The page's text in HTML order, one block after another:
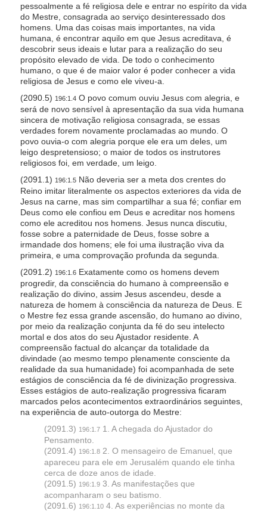
pessoalmente a fé religiosa dele e entrar no espírito da vida
do Mestre, consagrada ao serviço desinteressado dos
homens. Uma das coisas mais importantes, na vida
humana, é encontrar aquilo em que Jesus acreditava, é
descobrir seus ideais e lutar para a realização do seu
propósito elevado de vida. De todo o conhecimento
humano, o que é de maior valor é poder conhecer a vida
religiosa de Jesus e como ele viveu-a.
(2090.5) 196:1.4O povo comum ouviu Jesus com alegria, e
será de novo sensível à apresentação da sua vida humana
sincera de motivação religiosa consagrada, se essas
verdades forem novamente proclamadas ao mundo. O
povo ouvia-o com alegria porque ele era um deles, um
leigo despretensioso; o maior de todos os instrutores
religiosos foi, em verdade, um leigo.
(2091.1) 196:1.5Não deveria ser a meta dos crentes do
Reino imitar literalmente os aspectos exteriores da vida de
Jesus na carne, mas sim compartilhar a sua fé; confiar em
Deus como ele confiou em Deus e acreditar nos homens
como ele acreditou nos homens. Jesus nunca discutiu,
fosse sobre a paternidade de Deus, fosse sobre a
irmandade dos homens; ele foi uma ilustração viva da
primeira, e uma comprovação profunda da segunda.
(2091.2) 196:1.6Exatamente como os homens devem
progredir, da consciência do humano à compreensão e
realização do divino, assim Jesus ascendeu, desde a
natureza de homem à consciência da natureza de Deus. E
o Mestre fez essa grande ascensão, do humano ao divino,
por meio da realização conjunta da fé do seu intelecto
mortal e dos atos do seu Ajustador residente. A
compreensão factual do alcançar da totalidade da
divindade (ao mesmo tempo plenamente consciente da
realidade da sua humanidade) foi acompanhada de sete
estágios de consciência da fé de divinização progressiva.
Esses estágios de auto-realização progressiva ficaram
marcados pelos acontecimentos extraordinários seguintes,
na experiência de auto-outorga do Mestre:
(2091.3) 196:1.71. A chegada do Ajustador do
Pensamento.
(2091.4) 196:1.82. O mensageiro de Emanuel, que
apareceu para ele em Jerusalém quando ele tinha
cerca de doze anos de idade.
(2091.5) 196:1.93. As manifestações que
acompanharam o seu batismo.
(2091.6) 196:1.104. As experiências no monte da